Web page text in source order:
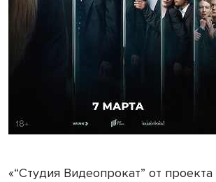
«“Студия Видеопрокат” от